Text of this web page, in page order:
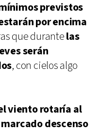
previstos
por encima
que durantelas
serán
, con cielos algo
viento rotaría al
descenso